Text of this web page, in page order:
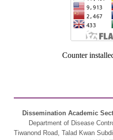
Counter
Dissemination Academic
Department of Disease
Tiwanond Road, Talad Kwan